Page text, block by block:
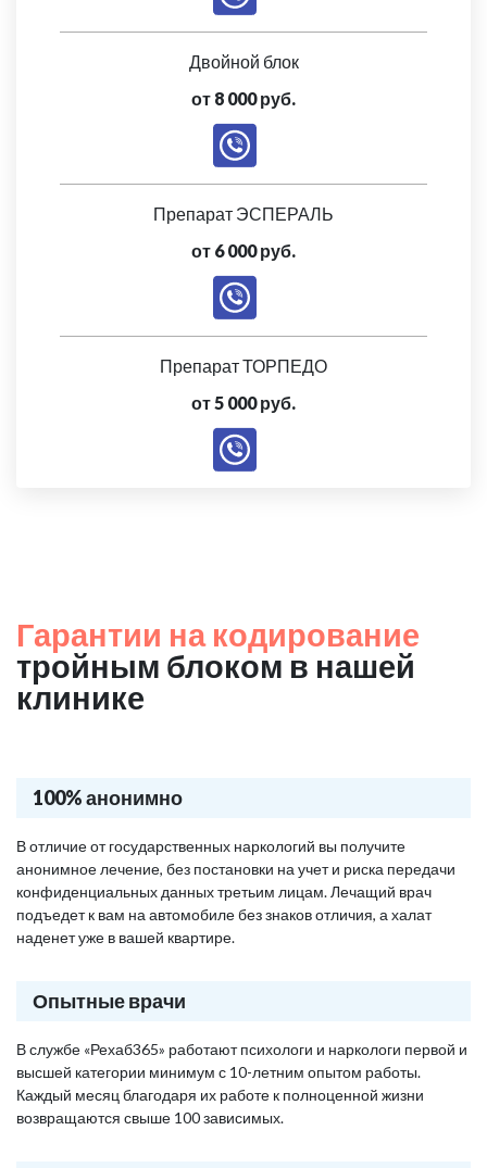
Двойной блок
от 8 000 руб.
Препарат ЭСПЕРАЛЬ
от 6 000 руб.
Препарат ТОРПЕДО
от 5 000 руб.
Гарантии на кодирование
тройным блоком в нашей
клинике
100% анонимно
В отличие от государственных наркологий вы получите
анонимное лечение, без постановки на учет и риска передачи
конфиденциальных данных третьим лицам. Лечащий врач
подъедет к вам на автомобиле без знаков отличия, а халат
наденет уже в вашей квартире.
Опытные врачи
В службе «Рехаб365» работают психологи и наркологи первой и
высшей категории минимум с 10-летним опытом работы.
Каждый месяц благодаря их работе к полноценной жизни
возвращаются свыше 100 зависимых.